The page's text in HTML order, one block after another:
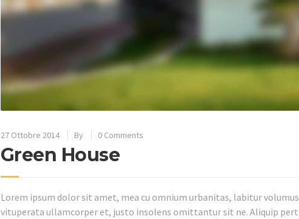
27 Ottobre 2014 By 0 Comments
Green House
Lorem ipsum dolor sit amet, mea cu omnium urbanitas, labitur
vituperata ullamcorper et, justo insolens omittantur sit ne. Aliquip